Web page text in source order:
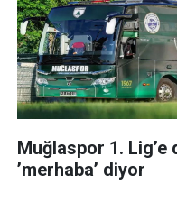
Muğlaspor 1. Lig’e
’merhaba’ diyor